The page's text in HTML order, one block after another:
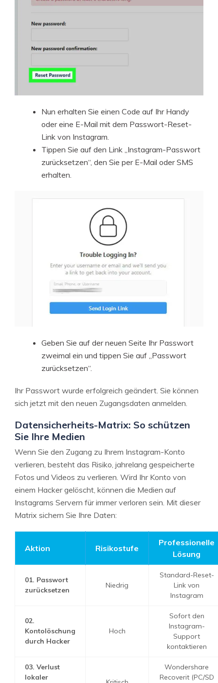
Nun erhalten Sie einen Code auf Ihr Handy
oder eine E-Mail mit dem Passwort-Reset-
Link von Instagram.
Tippen Sie auf den Link „Instagram-Passwort
zurücksetzen“, den Sie per E-Mail oder SMS
erhalten.
Geben Sie auf der neuen Seite Ihr Passwort
zweimal ein und tippen Sie auf „Passwort
zurücksetzen“.
Ihr Passwort wurde erfolgreich geändert. Sie können
sich jetzt mit den neuen Zugangsdaten anmelden.
Datensicherheits-Matrix: So schützen
Sie Ihre Medien
Wenn Sie den Zugang zu Ihrem Instagram-Konto
verlieren, besteht das Risiko, jahrelang gespeicherte
Fotos und Videos zu verlieren. Wird Ihr Konto von
einem Hacker gelöscht, können die Medien auf
Instagrams Servern für immer verloren sein. Mit dieser
Matrix sichern Sie Ihre Daten:
Aktion Risikostufe
Professionelle
Lösung
01. Passwort
zurücksetzen
Niedrig
Standard-Reset-
Link von
Instagram
02.
Kontolöschung
durch Hacker
Hoch
Sofort den
Instagram-
Support
kontaktieren
03. Verlust
lokaler
Wondershare
Recoverit (PC/SD